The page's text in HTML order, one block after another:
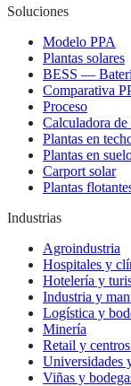
Soluciones
Modelo PPA
Plantas solares
BESS —
Comparativa
Proceso
Calculadora de
Plantas en
Plantas en
Carport solar
Plantas
Industrias
Agroindustria
Hospitales y
Hotelería y
Industria y
Logística y
Minería
Retail y
Universidades
Viñas y